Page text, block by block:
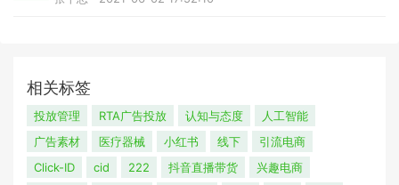
相关标签
投放管理 RTA广告投放 认知与态度
人工智能
广告素材
医疗器械 小红书 线下
引流电商
Click-ID
cid 222 抖音直播带货
兴趣电商